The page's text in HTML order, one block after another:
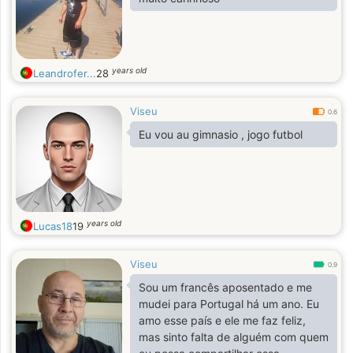
Leandrofer...28 years old
Viseu 0.6
Eu vou au gimnasio , jogo futbol
Lucas1819 years old
Viseu 0.9
Sou um francês aposentado e me
mudei para Portugal há um ano. Eu
amo esse país e ele me faz feliz,
mas sinto falta de alguém com quem